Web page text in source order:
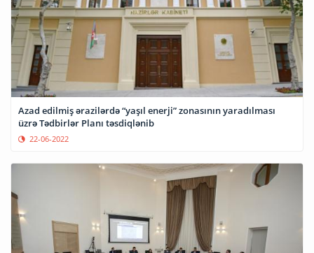
Azad edilmiş ərazilərdə “yaşıl enerji” zonasının yaradılması
üzrə Tədbirlər Planı təsdiqlənib
22-06-2022